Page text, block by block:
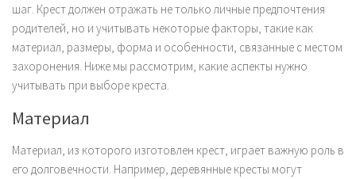
шаг. Крест должен отражать не только личные предпочтения
родителей, но и учитывать некоторые факторы, такие как
материал, размеры, форма и особенности, связанные с местом
захоронения. Ниже мы рассмотрим, какие аспекты нужно
учитывать при выборе креста.
Материал
Материал, из которого изготовлен крест, играет важную роль в
его долговечности. Например, деревянные кресты могут